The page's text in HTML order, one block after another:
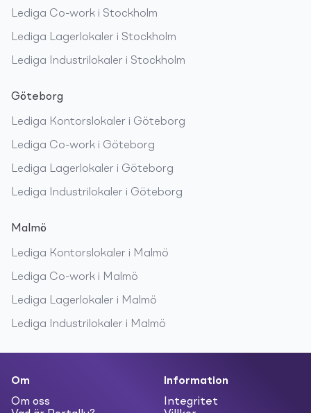
Lediga Co-work i Stockholm
Lediga Lagerlokaler i Stockholm
Lediga Industrilokaler i Stockholm
Göteborg
Lediga Kontorslokaler i Göteborg
Lediga Co-work i Göteborg
Lediga Lagerlokaler i Göteborg
Lediga Industrilokaler i Göteborg
Malmö
Lediga Kontorslokaler i Malmö
Lediga Co-work i Malmö
Lediga Lagerlokaler i Malmö
Lediga Industrilokaler i Malmö
Om
Om oss
Information
Integritet